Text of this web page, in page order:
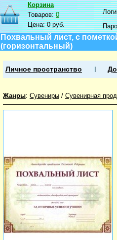
Корзина
Товаров:0
Цена:0 руб.
Похвальный лист, с
(горизонтальный)
Личное пространство
Жанры: Сувениры / Сувенирная